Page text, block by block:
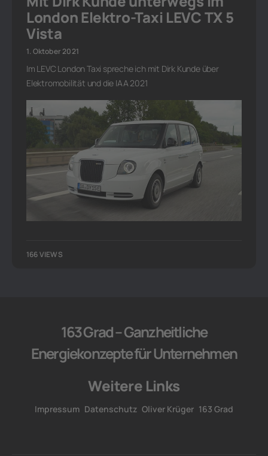
London Elektro-Taxi LEVC TX 5
Vista
1. Oktober 2021
Im LEVC London Taxi spreche ich mit Dirk Kunde über
Elektromobilität und die IAA 2021
166 VIEWS
163 Grad – Ganzheitliche
Energiekonzepte für Unternehmen
Weitere Links
Impressum Datenschutz Oliver Krüger 163 Grad